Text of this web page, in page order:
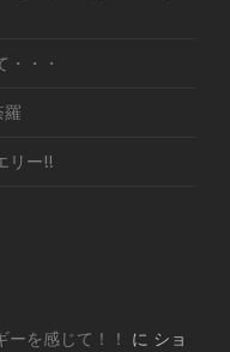
・・・
羅
リー!!
を感じて！！ に ショ